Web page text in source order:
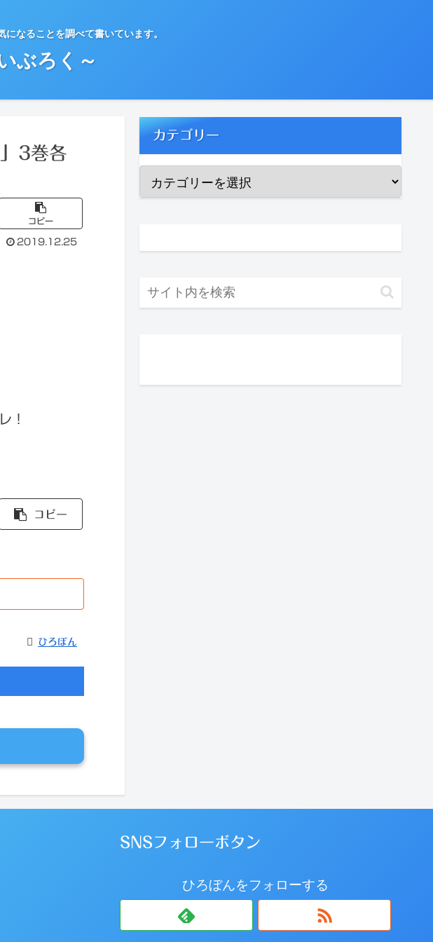
なることを調べて書いています。
ぶろく～
3巻各
コピー
2019.12.25
！
コピー
ひろぼん
カテゴリー
SNSフォローボタン
ひろぼんをフォローする